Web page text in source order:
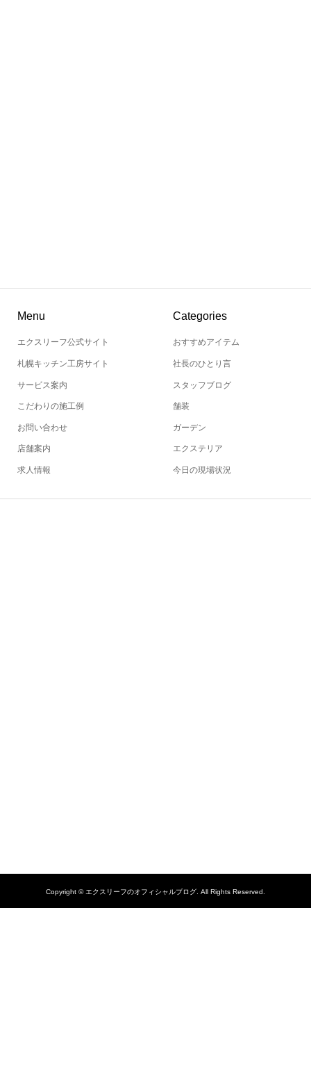
Menu
エクスリーフ公式サイト
札幌キッチン工房サイト
サービス案内
こだわりの施工例
お問い合わせ
店舗案内
求人情報
Categories
おすすめアイテム
社長のひとり言
スタッフブログ
舗装
ガーデン
エクステリア
今日の現場状況
Copyright ©エクスリーフのオフィシャルブログ. All Rights Reserved.